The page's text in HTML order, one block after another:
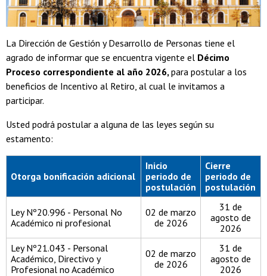
La Dirección de Gestión y Desarrollo de Personas tiene el
agrado de informar que se encuentra vigente el Décimo
Proceso correspondiente al año 2026, para postular a los
beneficios de Incentivo al Retiro, al cual le invitamos a
participar.
Usted podrá postular a alguna de las leyes según su
estamento:
Otorga bonificación adicional
Inicio
periodo de
postulación
Cierre
periodo de
postulación
Ley Nº20.996 - Personal No
Académico ni profesional
02 de marzo
de 2026
31 de
agosto de
2026
Ley Nº21.043 - Personal
Académico, Directivo y
Profesional no Académico
02 de marzo
de 2026
31 de
agosto de
2026